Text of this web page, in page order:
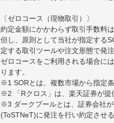
〔ゼロコース（現物取引）〕
約定金額にかかわらず取引手数料
但し、原則として当社が指定する
定する取引ツールや注文形態で発
ゼロコースをご利用される場合に
ります。
※1 SORとは、複数市場から指定
※2 「Rクロス」は、楽天証券が
※3 ダークプールとは、証券会社
(ToSTNeT)に発注を行い約定させ